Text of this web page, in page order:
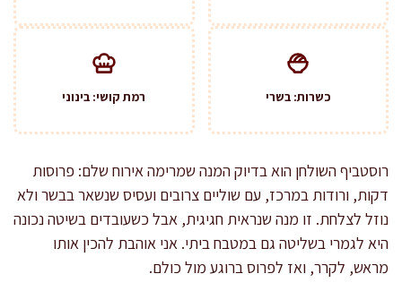
כשרות: בשרי רמת קושי: בינוני
רוסטביף השולחן הוא בדיוק המנה שמרימה אירוח שלם: פרוסות
דקות, ורודות במרכז, עם שוליים צרובים ועסיס שנשאר בבשר ולא
נוזל לצלחת. זו מנה שנראית חגיגית, אבל כשעובדים בשיטה נכונה
היא לגמרי בשליטה גם במטבח ביתי. אני אוהבת להכין אותו
מראש, לקרר, ואז לפרוס ברוגע מול כולם.